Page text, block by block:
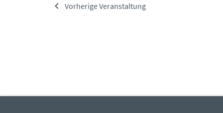
Vorherige Veranstaltung